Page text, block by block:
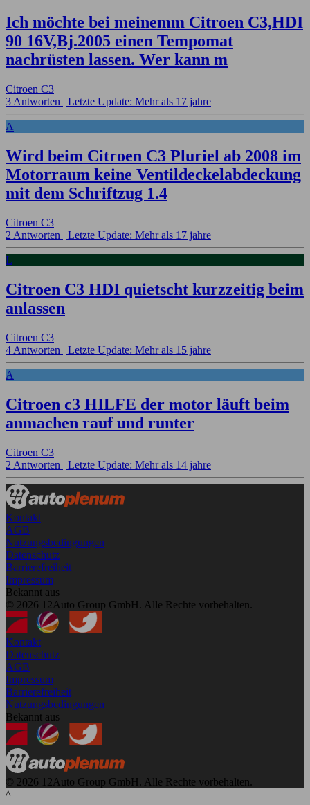
Ich möchte bei meinemm Citroen C3,HDI
90 16V,Bj.2005 einen Tempomat
nachrüsten lassen. Wer kann m
Citroen C3
3 Antworten | Letzte Update: Mehr als 17 jahre
A
Wird beim Citroen C3 Pluriel ab 2008 im
Motorraum keine Ventildeckelabdeckung
mit dem Schriftzug 1.4
Citroen C3
2 Antworten | Letzte Update: Mehr als 17 jahre
L
Citroen C3 HDI quietscht kurzzeitig beim
anlassen
Citroen C3
4 Antworten | Letzte Update: Mehr als 15 jahre
A
Citroen c3 HILFE der motor läuft beim
anmachen rauf und runter
Citroen C3
2 Antworten | Letzte Update: Mehr als 14 jahre
Kontakt
AGB
Nutzungsbedingungen
Datenschutz
Barrierefreiheit
Impressum
Bekannt aus
© 2026 12Auto Group GmbH. Alle Rechte vorbehalten.
Kontakt
Datenschutz
AGB
Impressum
Barrierefreiheit
Nutzungsbedingungen
Bekannt aus
© 2026 12Auto Group GmbH. Alle Rechte vorbehalten.
^